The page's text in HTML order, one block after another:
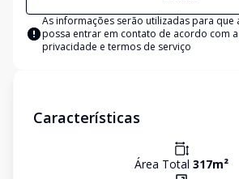
As informações serão utilizadas para que
possa entrar em contato de acordo com a
privacidade e termos de serviço
Características
Área Total 317m²